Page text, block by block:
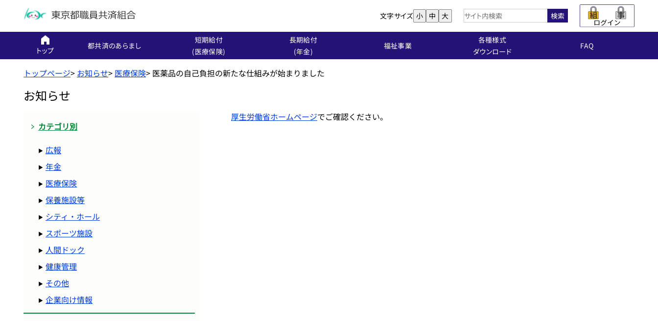
文字サイズ 小 中 大 検索
トップ 都共済のあらまし
短期給付
(医療保険)
長期給付
(年金)
福祉事業
各種様式
ダウンロード
FAQ
トップページ> お知らせ> 医療保険> 医薬品の自己負担の新たな仕組みが始まりました
お知らせ
カテゴリ別
広報
年金
医療保険
保養施設等
シティ・ホール
スポーツ施設
人間ドック
健康管理
その他
企業向け情報
厚生労働省ホームページでご確認ください。